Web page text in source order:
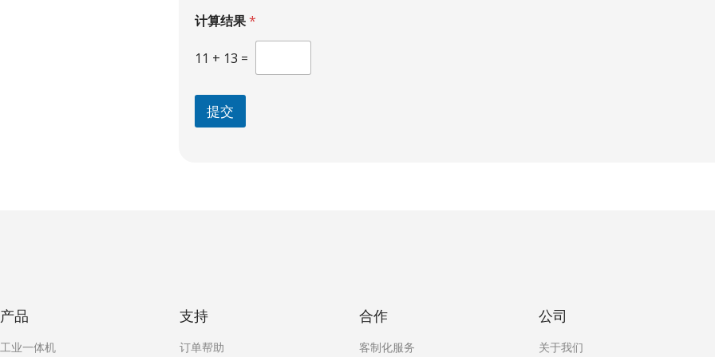
计
算
果
计算结果*
11 + 13 =
提交
产品
工业一体机
支持
订单帮助
合作
客制化服务
公司
关于我们